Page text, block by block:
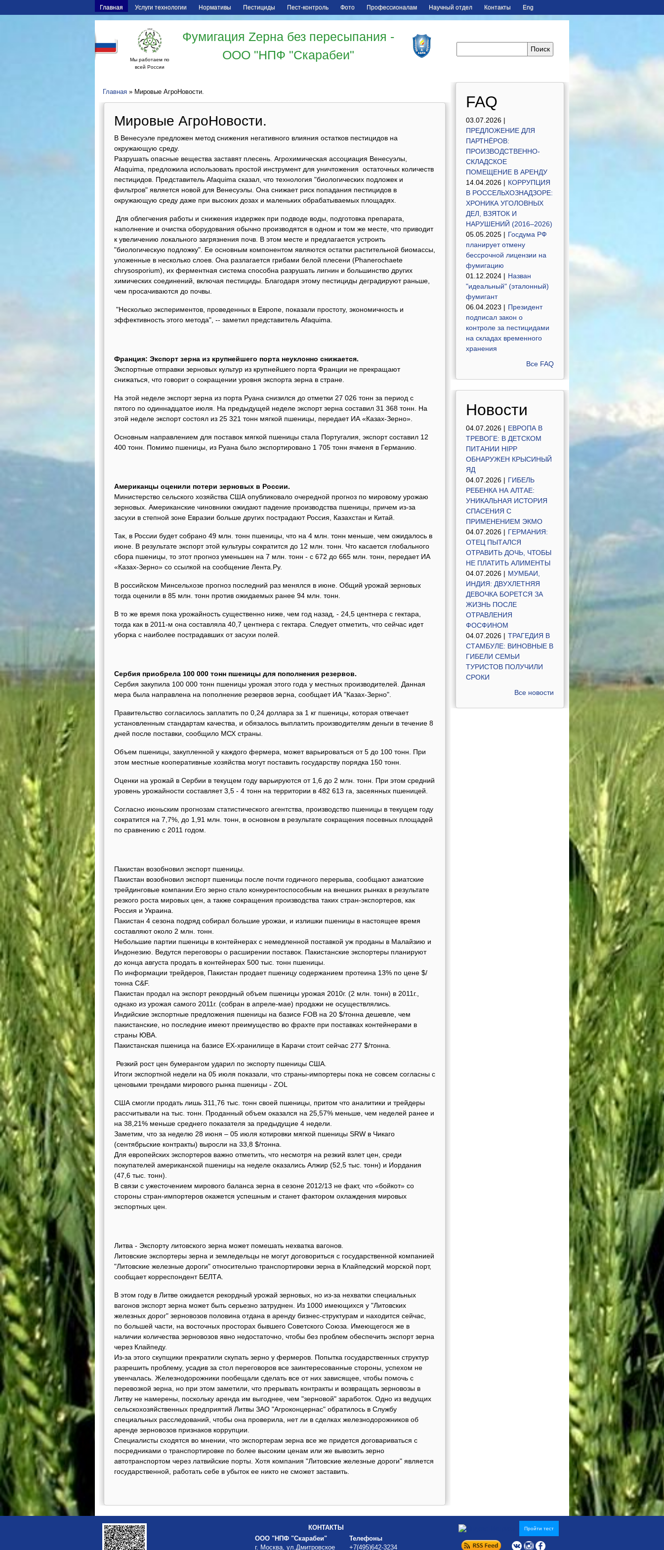
Главная Услуги технологии Нормативы Пестициды Пест-контроль Фото Профессионалам Научный отдел Контакты Eng
Мы работаем по
всей России
Фумигация Zерна без пересыпания -
ООО "НПФ "Скарабеи"
Главная » Мировые АгроНовости.
Мировые АгроНовости.
В Венесуэле предложен метод снижения негативного влияния остатков пестицидов на
окружающую среду.
Разрушать опасные вещества заставят плесень. Агрохимическая ассоциация Венесуэлы,
Afaquima, предложила использовать простой инструмент для уничтожения остаточных количеств
пестицидов. Представитель Afaquima сказал, что технология "биологических подложек и
фильтров" является новой для Венесуэлы. Она снижает риск попадания пестицидов в
окружающую среду даже при высоких дозах и маленьких обрабатываемых площадях.
Для облегчения работы и снижения издержек при подводе воды, подготовка препарата,
наполнение и очистка оборудования обычно производятся в одном и том же месте, что приводит
к увеличению локального загрязнения почв. В этом месте и предлагается устроить
"биологическую подложку". Ее основным компонентом являются остатки растительной биомассы,
уложенные в несколько слоев. Она разлагается грибами белой плесени (Phanerochaete
chrysosporium), их ферментная система способна разрушать лигнин и большинство других
химических соединений, включая пестициды. Благодаря этому пестициды деградируют раньше,
чем просачиваются до почвы.
"Несколько экспериментов, проведенных в Европе, показали простоту, экономичность и
эффективность этого метода", -- заметил представитель Afaquima.
Франция: Экспорт зерна из крупнейшего порта неуклонно снижается.
Экспортные отправки зерновых культур из крупнейшего порта Франции не прекращают
снижаться, что говорит о сокращении уровня экспорта зерна в стране.
На этой неделе экспорт зерна из порта Руана снизился до отметки 27 026 тонн за период с
пятого по одиннадцатое июля. На предыдущей неделе экспорт зерна составил 31 368 тонн. На
этой неделе экспорт состоял из 25 321 тонн мягкой пшеницы, передает ИА «Казах-Зерно».
Основным направлением для поставок мягкой пшеницы стала Португалия, экспорт составил 12
400 тонн. Помимо пшеницы, из Руана было экспортировано 1 705 тонн ячменя в Германию.
Американцы оценили потери зерновых в России.
Министерство сельского хозяйства США опубликовало очередной прогноз по мировому урожаю
зерновых. Американские чиновники ожидают падение производства пшеницы, причем из-за
засухи в степной зоне Евразии больше других пострадают Россия, Казахстан и Китай.
Так, в России будет собрано 49 млн. тонн пшеницы, что на 4 млн. тонн меньше, чем ожидалось в
июне. В результате экспорт этой культуры сократится до 12 млн. тонн. Что касается глобального
сбора пшеницы, то этот прогноз уменьшен на 7 млн. тонн - с 672 до 665 млн. тонн, передает ИА
«Казах-Зерно» со ссылкой на сообщение Лента.Ру.
В российском Минсельхозе прогноз последний раз менялся в июне. Общий урожай зерновых
тогда оценили в 85 млн. тонн против ожидаемых ранее 94 млн. тонн.
В то же время пока урожайность существенно ниже, чем год назад, - 24,5 центнера с гектара,
тогда как в 2011-м она составляла 40,7 центнера с гектара. Следует отметить, что сейчас идет
уборка с наиболее пострадавших от засухи полей.
Сербия приобрела 100 000 тонн пшеницы для пополнения резервов.
Сербия закупила 100 000 тонн пшеницы урожая этого года у местных производителей. Данная
мера была направлена на пополнение резервов зерна, сообщает ИА "Казах-Зерно".
Правительство согласилось заплатить по 0,24 доллара за 1 кг пшеницы, которая отвечает
установленным стандартам качества, и обязалось выплатить производителям деньги в течение 8
дней после поставки, сообщило МСХ страны.
Объем пшеницы, закупленной у каждого фермера, может варьироваться от 5 до 100 тонн. При
этом местные кооперативные хозяйства могут поставить государству порядка 150 тонн.
Оценки на урожай в Сербии в текущем году варьируются от 1,6 до 2 млн. тонн. При этом средний
уровень урожайности составляет 3,5 - 4 тонн на территории в 482 613 га, засеянных пшеницей.
Согласно июньским прогнозам статистического агентства, производство пшеницы в текущем году
сократится на 7,7%, до 1,91 млн. тонн, в основном в результате сокращения посевных площадей
по сравнению с 2011 годом.
Пакистан возобновил экспорт пшеницы.
Пакистан возобновил экспорт пшеницы после почти годичного перерыва, сообщают азиатские
трейдинговые компании.Его зерно стало конкурентоспособным на внешних рынках в результате
резкого роста мировых цен, а также сокращения производства таких стран-экспортеров, как
Россия и Украина.
Пакистан 4 сезона подряд собирал большие урожаи, и излишки пшеницы в настоящее время
составляют около 2 млн. тонн.
Небольшие партии пшеницы в контейнерах с немедленной поставкой уж проданы в Малайзию и
Индонезию. Ведутся переговоры о расширении поставок. Пакистанские экспортеры планируют
до конца августа продать в контейнерах 500 тыс. тонн пшеницы.
По информации трейдеров, Пакистан продает пшеницу содержанием протеина 13% по цене $/
тонна C&F.
Пакистан продал на экспорт рекордный объем пшеницы урожая 2010г. (2 млн. тонн) в 2011г.,
однако из урожая самого 2011г. (собран в апреле-мае) продажи не осуществлялись.
Индийские экспортные предложения пшеницы на базисе FOB на 20 $/тонна дешевле, чем
пакистанские, но последние имеют преимущество во фрахте при поставках контейнерами в
страны ЮВА.
Пакистанская пшеница на базисе EX-хранилище в Карачи стоит сейчас 277 $/тонна.
Резкий рост цен бумерангом ударил по экспорту пшеницы США.
Итоги экспортной недели на 05 июля показали, что страны-импортеры пока не совсем согласны с
ценовыми трендами мирового рынка пшеницы - ZOL
США смогли продать лишь 311,76 тыс. тонн своей пшеницы, притом что аналитики и трейдеры
рассчитывали на тыс. тонн. Проданный объем оказался на 25,57% меньше, чем неделей ранее и
на 38,21% меньше среднего показателя за предыдущие 4 недели.
Заметим, что за неделю 28 июня – 05 июля котировки мягкой пшеницы SRW в Чикаго
(сентябрьские контракты) выросли на 33,8 $/тонна.
Для европейских экспортеров важно отметить, что несмотря на резкий взлет цен, среди
покупателей американской пшеницы на неделе оказались Алжир (52,5 тыс. тонн) и Иордания
(47,6 тыс. тонн).
В связи с ужесточением мирового баланса зерна в сезоне 2012/13 не факт, что «бойкот» со
стороны стран-импортеров окажется успешным и станет фактором охлаждения мировых
экспортных цен.
Литва - Экспорту литовского зерна может помешать нехватка вагонов.
Литовские экспортеры зерна и земледельцы не могут договориться с государственной компанией
"Литовские железные дороги" относительно транспортировки зерна в Клайпедский морской порт,
сообщает корреспондент БЕЛТА.
В этом году в Литве ожидается рекордный урожай зерновых, но из-за нехватки специальных
вагонов экспорт зерна может быть серьезно затруднен. Из 1000 имеющихся у "Литовских
железных дорог" зерновозов половина отдана в аренду бизнес-структурам и находится сейчас,
по большей части, на восточных просторах бывшего Советского Союза. Имеющегося же в
наличии количества зерновозов явно недостаточно, чтобы без проблем обеспечить экспорт зерна
через Клайпеду.
Из-за этого скупщики прекратили скупать зерно у фермеров. Попытка государственных структур
разрешить проблему, усадив за стол переговоров все заинтересованные стороны, успехом не
увенчалась. Железнодорожники пообещали сделать все от них зависящее, чтобы помочь с
перевозкой зерна, но при этом заметили, что прерывать контракты и возвращать зерновозы в
Литву не намерены, поскольку аренда им выгоднее, чем "зерновой" заработок. Одно из ведущих
сельскохозяйственных предприятий Литвы ЗАО "Агроконцернас" обратилось в Службу
специальных расследований, чтобы она проверила, нет ли в сделках железнодорожников об
аренде зерновозов признаков коррупции.
Специалисты сходятся во мнении, что экспортерам зерна все же придется договариваться с
посредниками о транспортировке по более высоким ценам или же вывозить зерно
автотранспортом через латвийские порты. Хотя компания "Литовские железные дороги" является
государственной, работать себе в убыток ее никто не сможет заставить.
FAQ
03.07.2026 |
ПРЕДЛОЖЕНИЕ ДЛЯ
ПАРТНЁРОВ:
ПРОИЗВОДСТВЕННО-
СКЛАДСКОЕ
ПОМЕЩЕНИЕ В АРЕНДУ
14.04.2026 | КОРРУПЦИЯ
В РОССЕЛЬХОЗНАДЗОРЕ:
ХРОНИКА УГОЛОВНЫХ
ДЕЛ, ВЗЯТОК И
НАРУШЕНИЙ (2016–2026)
05.05.2025 | Госдума РФ
планирует отмену
бессрочной лицензии на
фумигацию
01.12.2024 | Назван
"идеальный" (эталонный)
фумигант
06.04.2023 | Президент
подписал закон о
контроле за пестицидами
на складах временного
хранения
Все FAQ
Новости
04.07.2026 | ЕВРОПА В
ТРЕВОГЕ: В ДЕТСКОМ
ПИТАНИИ HIPP
ОБНАРУЖЕН КРЫСИНЫЙ
ЯД
04.07.2026 | ГИБЕЛЬ
РЕБЕНКА НА АЛТАЕ:
УНИКАЛЬНАЯ ИСТОРИЯ
СПАСЕНИЯ С
ПРИМЕНЕНИЕМ ЭКМО
04.07.2026 | ГЕРМАНИЯ:
ОТЕЦ ПЫТАЛСЯ
ОТРАВИТЬ ДОЧЬ, ЧТОБЫ
НЕ ПЛАТИТЬ АЛИМЕНТЫ
04.07.2026 | МУМБАИ,
ИНДИЯ: ДВУХЛЕТНЯЯ
ДЕВОЧКА БОРЕТСЯ ЗА
ЖИЗНЬ ПОСЛЕ
ОТРАВЛЕНИЯ
ФОСФИНОМ
04.07.2026 | ТРАГЕДИЯ В
СТАМБУЛЕ: ВИНОВНЫЕ В
ГИБЕЛИ СЕМЬИ
ТУРИСТОВ ПОЛУЧИЛИ
СРОКИ
Все новости
КОНТАКТЫ
ООО "НПФ "Скарабеи"
г. Москва, ул.Дмитровское
Телефоны
+7(495)642-3234
Пройти тест